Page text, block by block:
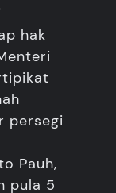
hak
persegi
Pauh,
pula 5